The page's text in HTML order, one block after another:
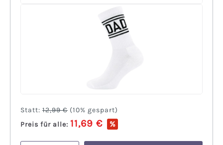
Statt: 12,99 € (10% gespart)
Preis für alle: 11,69 € %